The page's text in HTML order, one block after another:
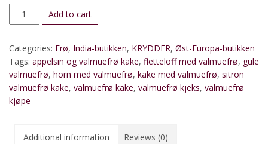
Valmuefrø,
gule
Add to cart
Categories: Frø, India-butikken, KRYDDER, Øst-Europa-butikken
Tags: appelsin og valmuefrø kake, fletteloff med valmuefrø, gule
valmuefrø, horn med valmuefrø, kake med valmuefrø, sitron
valmuefrø kake, valmuefrø kake, valmuefrø kjeks, valmuefrø
kjøpe
Additional information Reviews (0)